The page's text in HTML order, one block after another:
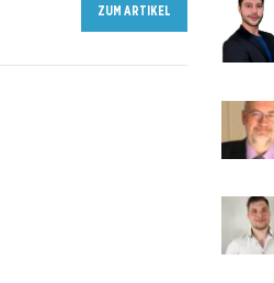
ZUM ARTIKEL